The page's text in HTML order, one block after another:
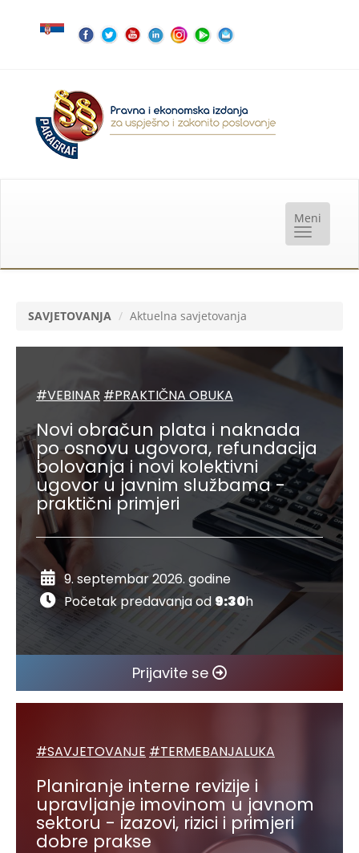
SAVJETOVANJA Aktuelna savjetovanja
#VEBINAR #PRAKTIČNA OBUKA
Novi obračun plata i naknada
po osnovu ugovora, refundacija
bolovanja i novi kolektivni
ugovor u javnim službama -
praktični primjeri
9. septembar 2026. godine
Početak predavanja od9:30h
Prijavite se
#SAVJETOVANJE #TERMEBANJALUKA
Planiranje interne revizije i
upravljanje imovinom u javnom
sektoru - izazovi, rizici i primjeri
dobre prakse